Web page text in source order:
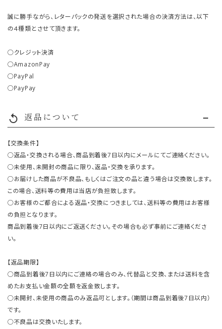
誠に勝手ながら、レターパックの発送を選択された場合の決済方法は、以下
の４種類とさせて頂きます。
○クレジット決済
○AmazonPay
○PayPal
○PayPay
replay 返品について
【交換条件】
○返品・交換される場合、商品到着後7日以内にメールにてご連絡ください。
○未使用、未開封の商品に限り、返品・交換を承ります。
○お届けした商品が不良品、もしくはご注文の品と違う場合は交換致します。
この場合、送料等の費用は当店が負担致します。
○お客様のご都合による返品・交換につきましては、送料等の費用はお客様
の負担となります。
商品到着後7日以内にご返送ください。その場合も必ず事前にご連絡くださ
い。
【返品期限】
○商品到着後7日以内にご連絡の場合のみ、代替品と交換、または送料を含
めたお支払い金額の全額を返金致します。
○未開封、未使用の商品のみ返品可とします。（期間は商品到着後7日以内）
です。
○不良品は交換いたします。